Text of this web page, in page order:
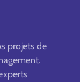
projets de